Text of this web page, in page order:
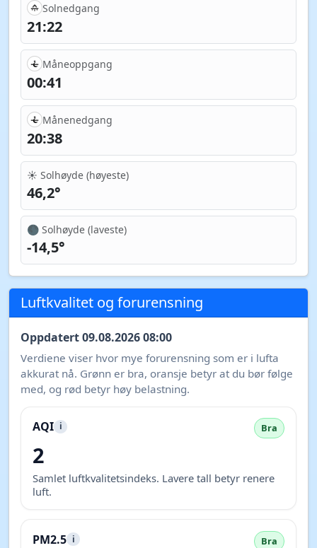
Solnedgang
21:22
Måneoppgang
00:41
Månenedgang
20:38
☀️ Solhøyde (høyeste)
46,2°
🌑 Solhøyde (laveste)
-14,5°
Luftkvalitet og forurensning
Oppdatert 09.08.2026 08:00
Verdiene viser hvor mye forurensning som er i lufta
akkurat nå. Grønn er bra, oransje betyr at du bør følge
med, og rød betyr høy belastning.
AQI i Bra
2
Samlet luftkvalitetsindeks. Lavere tall betyr renere
luft.
PM2.5 i Bra